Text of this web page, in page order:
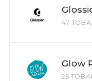
47
Glow
25